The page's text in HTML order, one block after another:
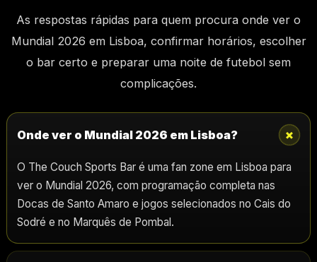
As respostas rápidas para quem procura onde ver o
Mundial 2026 em Lisboa, confirmar horários, escolher
o bar certo e preparar uma noite de futebol sem
complicações.
Onde ver o Mundial 2026 em Lisboa? +
O The Couch Sports Bar é uma fan zone em Lisboa para
ver o Mundial 2026, com programação completa nas
Docas de Santo Amaro e jogos selecionados no Cais do
Sodré e no Marquês de Pombal.